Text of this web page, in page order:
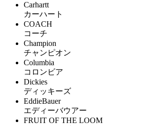
Carhartt
カーハート
COACH
コーチ
Champion
チャンピオン
Columbia
コロンビア
Dickies
ディッキーズ
EddieBauer
エディーバウアー
FRUIT OF THE LOOM